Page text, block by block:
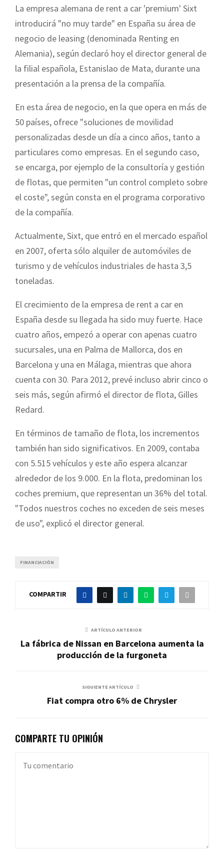
La empresa alemana de rent a car 'premium' Sixt
introducirá "no muy tarde" en España su área de
negocio de leasing (denominada Renting en
Alemania), según declaró hoy el director general de
la filial española, Estanislao de Mata, durante una
presentación a la prensa de la compañía.
En esta área de negocio, en la que opera en más de
50 países, ofrece "soluciones de movilidad
personalizadas desde un día a cinco años, tanto a
particulares como empresas. En el segundo caso,
se encarga, por ejemplo de la consultoría y gestión
de flotas, que permiten "un control completo sobre
el coste", según consta en el programa corporativo
de la compañía.
Actualmente, Sixt, que entró en el mercado español
en 2007, oferta sólo alquiler de automóviles de
turismo y de vehículos industriales de hasta 3,5
toneladas.
El crecimiento de la empresa de rent a car en
España desde su llegada ha sido muy fuerte. Hace
cuatro años, empezó a operar con apenas cuatro
sucursales, una en Palma de Mallorca, dos en
Barcelona y una en Málaga, mientras que ahora
cuenta con 30. Para 2012, prevé incluso abrir cinco o
seis más, según afirmó el director de flota, Gilles
Redard.
En términos de tamaño de flota, los incrementos
también han sido significativos. En 2009, contaba
con 5.515 vehículos y este año espera alcanzar
alrededor de los 9.000. En la flota, predominan los
coches premium, que representan un 36% del total.
"Todos nuestros coches no exceden de seis meses
de uso", explicó el director general.
FINANCIACIÓN
COMPARTIR
ARTÍCULO ANTERIOR
La fábrica de Nissan en Barcelona aumenta la
producción de la furgoneta
SIGUIENTE ARTÍCULO
Fiat compra otro 6% de Chrysler
COMPARTE TU OPINIÓN